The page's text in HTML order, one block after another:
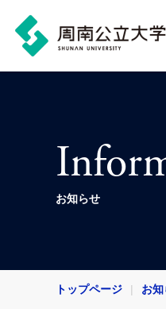
お知らせ
トップページ お